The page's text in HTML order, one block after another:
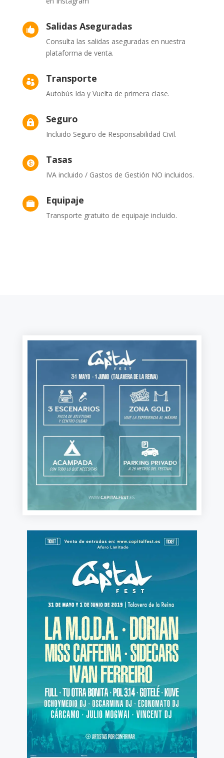
 Salidas Aseguradas
Consulta las salidas aseguradas en nuestra
plataforma de venta.
 Transporte
Autobús Ida y Vuelta de primera clase.
 Seguro
Incluido Seguro de Responsabilidad Civil.
 Tasas
IVA incluido / Gastos de Gestión NO incluidos.
 Equipaje
Transporte gratuito de equipaje incluido.